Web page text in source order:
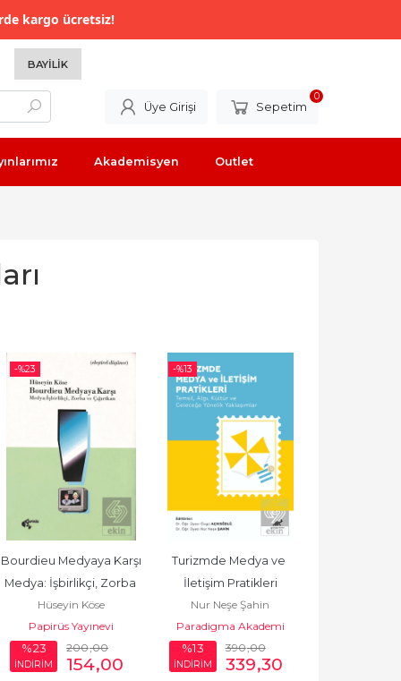
kargo ücretsiz!
BAYILIK
Üye Girişi Sepetim
0
Akademisyen Outlet
-%23
Bourdieu Medyaya Karşı
Medya: İşbirlikçi, Zorba
ve Çığırtkan
Hüseyin Köse
Papirüs Yayınevi
%23
İNDİRİM
200,00
154,00
-%13
Turizmde Medya ve
İletişim Pratikleri
Nur Neşe Şahin
Paradigma Akademi
Yayınları
%13
İNDİRİM
390,00
339,30